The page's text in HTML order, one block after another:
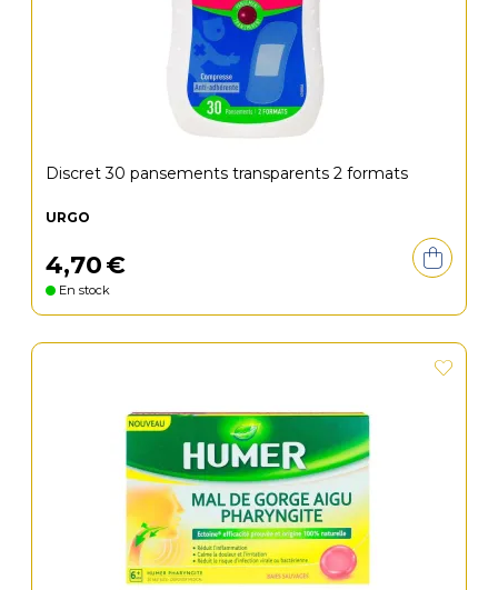
Discret 30 pansements transparents 2 formats
URGO
4,70€
En stock